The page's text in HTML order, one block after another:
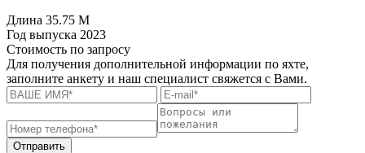
Длина 35.75 M
Год выпуска 2023
Стоимость по запросу
Для получения дополнительной информации по яхте,
заполните анкету и наш специалист свяжется с Вами.
Отправить